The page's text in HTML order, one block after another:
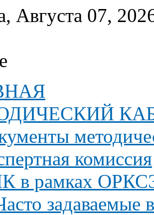
, Августа 07,
комиссия
в рамках